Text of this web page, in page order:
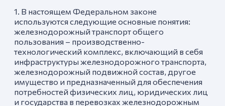
1. В настоящем Федеральном законе
используются следующие основные понятия:
железнодорожный транспорт общего
пользования – производственно-
технологический комплекс, включающий в себя
инфраструктуры железнодорожного транспорта,
железнодорожный подвижной состав, другое
имущество и предназначенный для обеспечения
потребностей физических лиц, юридических лиц
и государства в перевозках железнодорожным